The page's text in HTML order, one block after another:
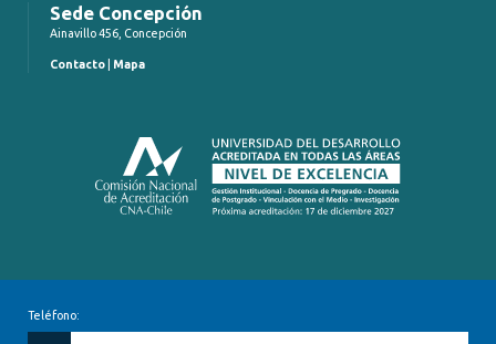
Sede Concepción
Ainavillo 456, Concepción
Contacto Mapa
Teléfono: